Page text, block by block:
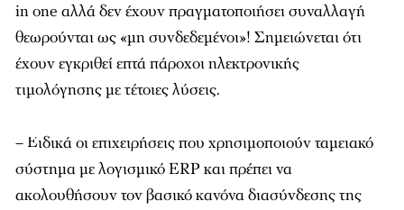
in one αλλά δεν έχουν πραγματοποιήσει συναλλαγή
θεωρούνται ως «μη συνδεδεμένοι»! Σημειώνεται ότι
έχουν εγκριθεί επτά πάροχοι ηλεκτρονικής
τιμολόγησης με τέτοιες λύσεις.
– Ειδικά οι επιχειρήσεις που χρησιμοποιούν ταμειακό
σύστημα με λογισμικό ERP και πρέπει να
ακολουθήσουν τον βασικό κανόνα διασύνδεσης της